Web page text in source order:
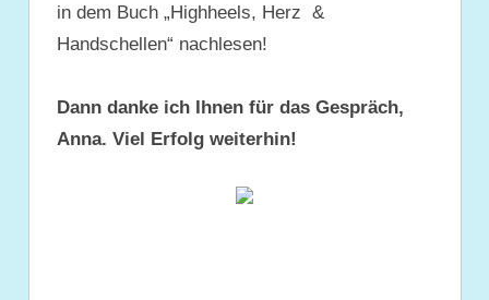
in dem Buch „Highheels, Herz &
Handschellen“ nachlesen!
Dann danke ich Ihnen für das Gespräch,
Anna. Viel Erfolg weiterhin!